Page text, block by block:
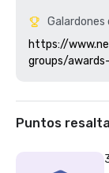
Galardones
https://
groups/
Puntos